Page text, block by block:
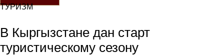
ТУРИЗМ
В Кыргызстане дан старт
туристическому сезону